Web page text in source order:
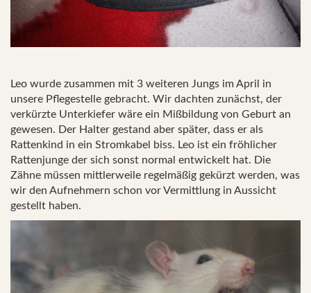
Leo wurde zusammen mit 3 weiteren Jungs im April in
unsere Pflegestelle gebracht. Wir dachten zunächst, der
verkürzte Unterkiefer wäre ein Mißbildung von Geburt an
gewesen. Der Halter gestand aber später, dass er als
Rattenkind in ein Stromkabel biss. Leo ist ein fröhlicher
Rattenjunge der sich sonst normal entwickelt hat. Die
Zähne müssen mittlerweile regelmäßig gekürzt werden, was
wir den Aufnehmern schon vor Vermittlung in Aussicht
gestellt haben.